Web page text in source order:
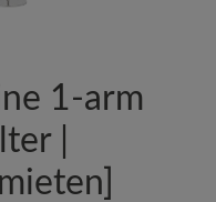
1-arm
|